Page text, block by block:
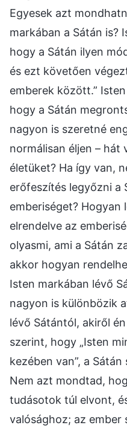
Egyesek azt
markában a Sátán is?
hogy a Sátán ilyen
és ezt követően
emberek között.”
hogy a Sátán
nagyon is szeretné
normálisan éljen – hát
életüket? Ha így van,
erőfeszítés legyőzni a
emberiséget? Hogyan
elrendelve az
olyasmi, ami a Sátán
akkor hogyan
Isten markában lévő
nagyon is különbözik
lévő Sátántól, akiről
szerint, hogy „Isten
kezében van”, a
Nem azt mondtad,
tudásotok túl elvont,
valósághoz; az ember